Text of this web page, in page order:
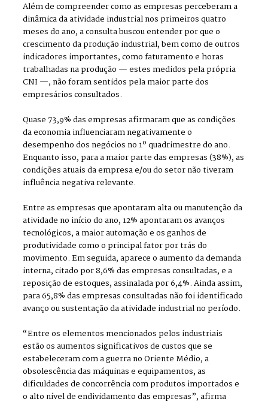
Além de compreender como as empresas perceberam a
dinâmica da atividade industrial nos primeiros quatro
meses do ano, a consulta buscou entender por que o
crescimento da produção industrial, bem como de outros
indicadores importantes, como faturamento e horas
trabalhadas na produção — estes medidos pela própria
CNI —, não foram sentidos pela maior parte dos
empresários consultados.
Quase 73,9% das empresas afirmaram que as condições
da economia influenciaram negativamente o
desempenho dos negócios no 1º quadrimestre do ano.
Enquanto isso, para a maior parte das empresas (38%), as
condições atuais da empresa e/ou do setor não tiveram
influência negativa relevante.
Entre as empresas que apontaram alta ou manutenção da
atividade no início do ano, 12% apontaram os avanços
tecnológicos, a maior automação e os ganhos de
produtividade como o principal fator por trás do
movimento. Em seguida, aparece o aumento da demanda
interna, citado por 8,6% das empresas consultadas, e a
reposição de estoques, assinalada por 6,4%. Ainda assim,
para 65,8% das empresas consultadas não foi identificado
avanço ou sustentação da atividade industrial no período.
“Entre os elementos mencionados pelos industriais
estão os aumentos significativos de custos que se
estabeleceram com a guerra no Oriente Médio, a
obsolescência das máquinas e equipamentos, as
dificuldades de concorrência com produtos importados e
o alto nível de endividamento das empresas”, afirma